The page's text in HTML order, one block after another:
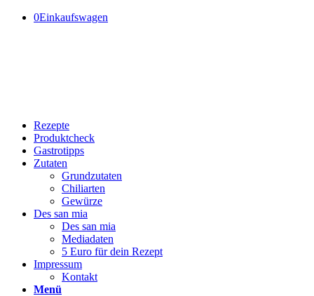
0Einkaufswagen
Rezepte
Produktcheck
Gastrotipps
Zutaten
Grundzutaten
Chiliarten
Gewürze
Des san mia
Des san mia
Mediadaten
5 Euro für dein Rezept
Impressum
Kontakt
Menü